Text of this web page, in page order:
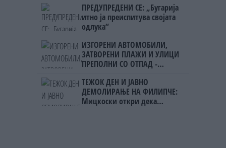
ПРЕДУПРЕДЕНИ СЕ: „Бугарија
итно ја преиспитува својата
одлука“
ИЗГОРЕНИ АВТОМОБИЛИ,
ЗАТВОРЕНИ ПЛАЖИ И УЛИЦИ
ПРЕПОЛНИ СО ОТПАД -
мигрантскиот бран кон Сеута
ТЕЖОК ДЕН И ЈАВНО
ДЕМОЛИРАЊЕ НА ФИЛИПЧЕ:
Мицкоски откри дека